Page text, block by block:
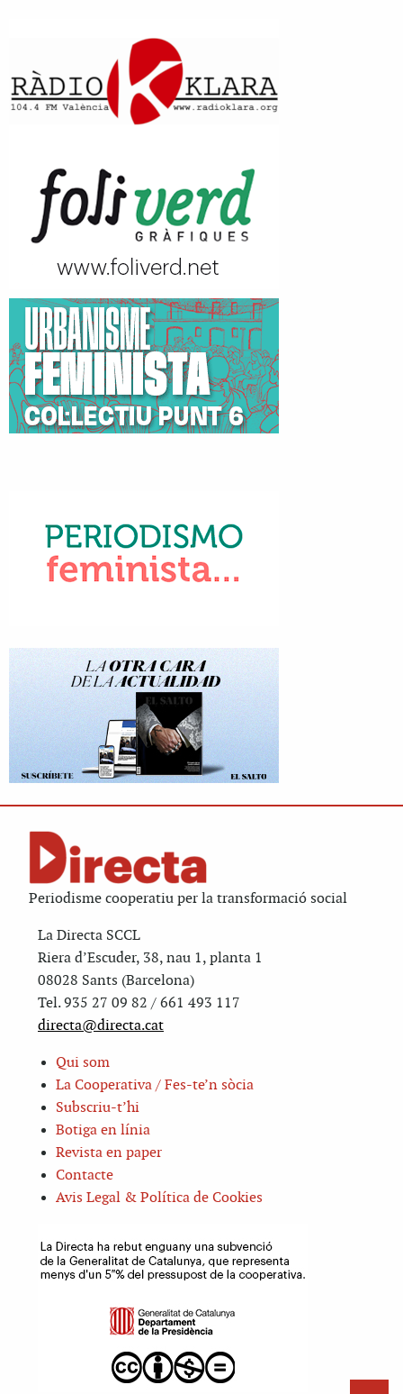
Periodisme cooperatiu per la transformació social
La Directa SCCL
Riera d’Escuder, 38, nau 1, planta 1
08028 Sants (Barcelona)
Tel. 935 27 09 82 / 661 493 117
directa@directa.cat
Qui som
La Cooperativa / Fes-te’n sòcia
Subscriu-t’hi
Botiga en línia
Revista en paper
Contacte
Avis Legal & Política de Cookies